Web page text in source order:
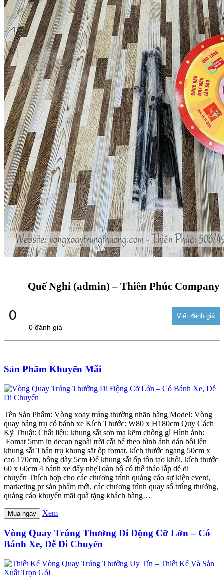
Quế Nghi (admin) – Thiên Phúc Company
0
0 đánh giá
Sản Phẩm Khuyến Mãi
Tên Sản Phẩm: Vòng xoay trúng thưởng nhãn hàng Model: Vòng
quay bảng trụ có bánh xe Kích Thước: W80 x H180cm Quy Cách
Kỹ Thuật: Chất liệu: khung sắt sơn mạ kẽm chống gỉ Hình ảnh:
Fomat 5mm in decan ngoài trời cắt bế theo hình ảnh dán bồi lên
khung sắt Thân trụ khung sắt ốp fomat, kích thước ngang 50cm x
cao 170cm, hông dày 5cm Đế khung sắt ốp tôn tạo khối, kích thước
60 x 60cm 4 bánh xe đẩy nhẹToàn bộ có thể tháo lắp dễ di
chuyển Thích hợp cho các chương trình quảng cáo sự kiện event,
marketing pr sản phẩm mới, các chương trình quay số trúng thưởng,
quảng cáo khuyến mãi quà tặng khách hàng…
Mua ngay Xem
Vòng Quay Trúng Thưởng Di Động Cỡ Lớn – Có
Bánh Xe, Dễ Di Chuyển